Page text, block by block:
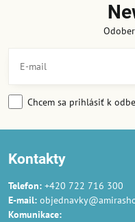
Chcem sa prihlásiť k
Kontakty
Telefon: +420 722 716 300
E-mail:
Komunikace: